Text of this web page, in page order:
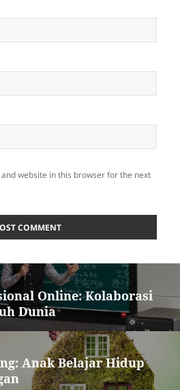
website in this browser for the next
Online: Kolaborasi
Dunia
Anak Belajar Hidup